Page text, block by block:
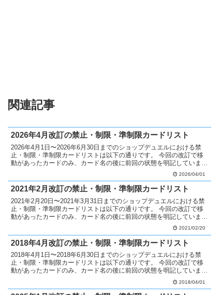
関連記事
2026年4月改訂の禁止・制限・準制限カードリスト
2026年4月1日〜2026年6月30日までのショップデュエルにおける禁
止・制限・準制限カードリストは以下の通りです。 今回の改訂で移
動があったカードのみ、カード名の後に前回の状態を明記していま
2026/04/01
2021年2月改訂の禁止・制限・準制限カードリスト
2021年2月20日〜2021年3月31日までのショップデュエルにおける禁
止・制限・準制限カードリストは以下の通りです。 今回の改訂で移
動があったカードのみ、カード名の後に前回の状態を明記していま
2021/02/20
2018年4月改訂の禁止・制限・準制限カードリスト
2018年4月1日〜2018年6月30日までのショップデュエルにおける禁
止・制限・準制限カードリストは以下の通りです。 今回の改訂で移
動があったカードのみ、カード名の後に前回の状態を明記していま
2018/04/01